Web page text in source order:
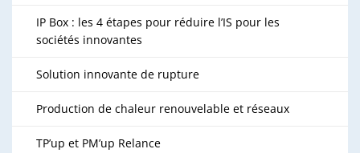
IP Box : les 4 étapes pour réduire l’IS pour les
sociétés innovantes
Solution innovante de rupture
Production de chaleur renouvelable et réseaux
TP’up et PM’up Relance